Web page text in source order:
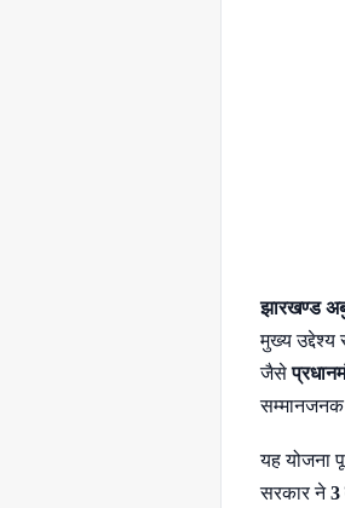
झारखण्ड
मुख्य
जैसे
सम्मानजनक
यह योजना
सरकार ने3